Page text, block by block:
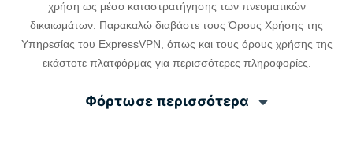
χρήση ως μέσο καταστρατήγησης των πνευματικών
δικαιωμάτων. Παρακαλώ διαβάστε τους Όρους Χρήσης της
Υπηρεσίας του ExpressVPN, όπως και τους όρους χρήσης της
εκάστοτε πλατφόρμας για περισσότερες πληροφορίες.
Φόρτωσε περισσότερα